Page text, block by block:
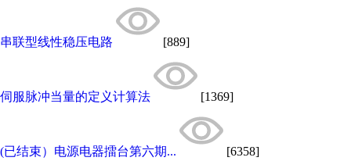
串联型线性稳压电路 [889]
伺服脉冲当量的定义计算法 [1369]
(已结束）电源电器擂台第六期... [6358]